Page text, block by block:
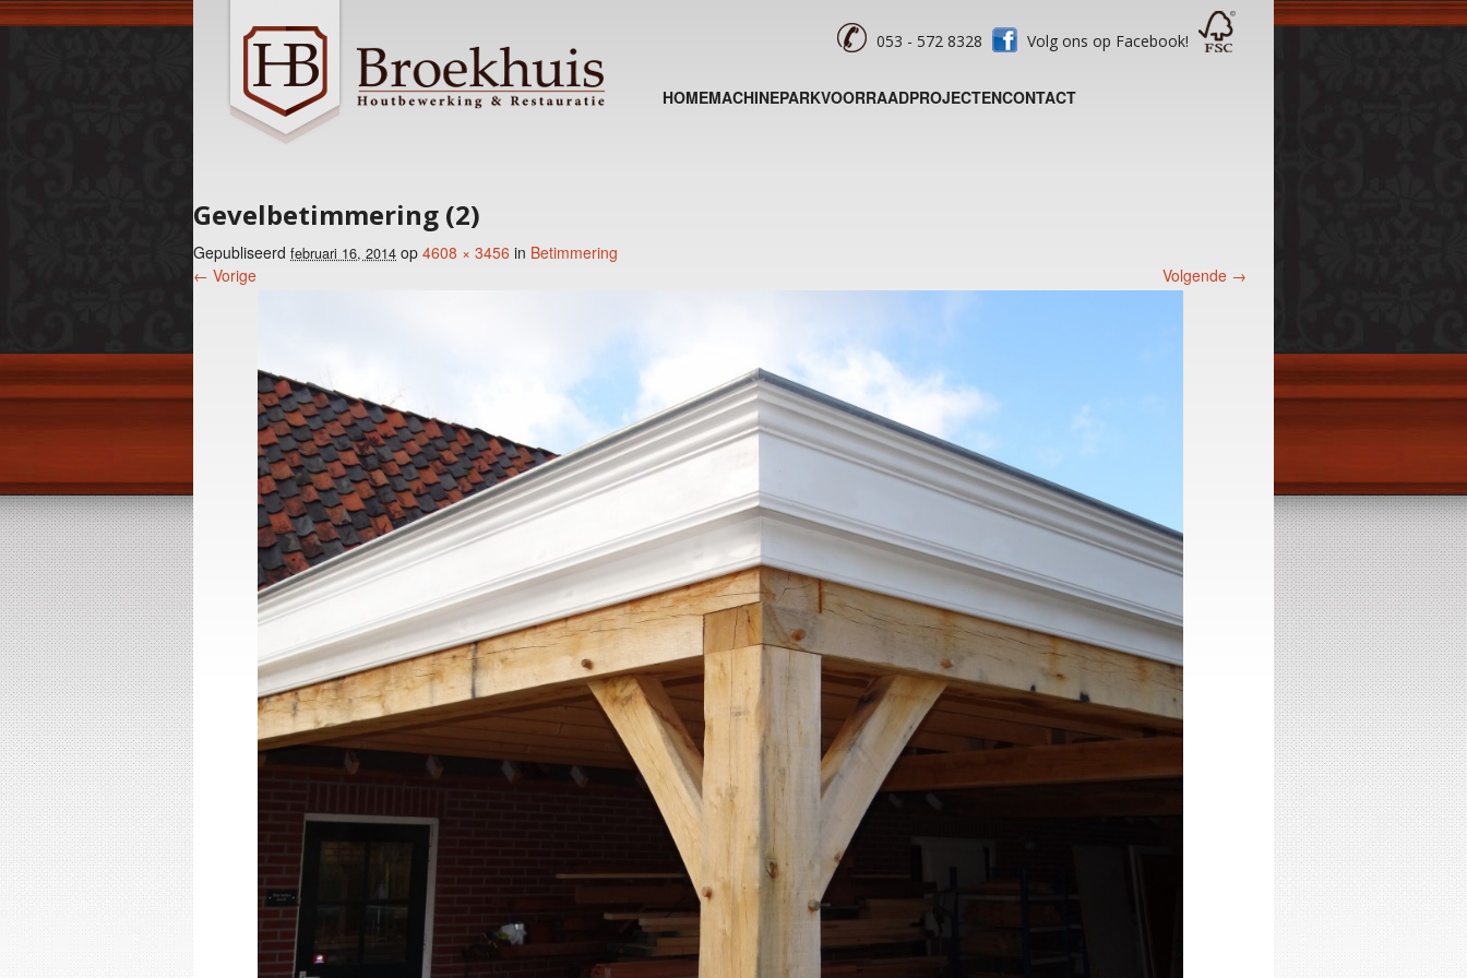
053 - 572 8328 Volg ons op Facebook!
HOMEMACHINEPARKVOORRAADPROJECTENCONTACT
Gevelbetimmering (2)
Gepubliseerd februari 16, 2014 op 4608 × 3456 in Betimmering
Foto menu
← Vorige Volgende →